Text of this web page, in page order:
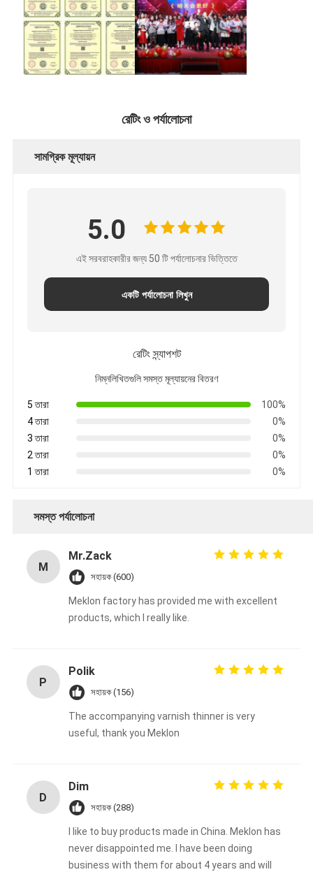
রেটিং ও পর্যালোচনা
সামগ্রিক মূল্যায়ন
5.0
এই সরবরাহকারীর জন্য 50 টি পর্যালোচনার ভিত্তিতে
একটি পর্যালোচনা লিখুন
রেটিং স্ন্যাপশট
নিম্নলিখিতগুলি সমস্ত মূল্যায়নের বিতরণ
5 তারা
100%
4 তারা
0%
3 তারা
0%
2 তারা
0%
1 তারা
0%
সমস্ত পর্যালোচনা
M
Mr.Zack
সহায়ক (600)
Meklon factory has provided me with excellent
products, which I really like.
P
Polik
সহায়ক (156)
The accompanying varnish thinner is very
useful, thank you Meklon
D
Dim
সহায়ক (288)
I like to buy products made in China. Meklon has
never disappointed me. I have been doing
business with them for about 4 years and will